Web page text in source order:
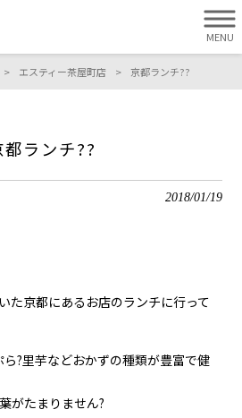
MENU
> エスティー茶屋町店 > 京都ランチ??
都ランチ??
2018/01/19
た京都にあるお店のランチに行って
?里芋などおかずの種類が豊富で健
がたまりません?